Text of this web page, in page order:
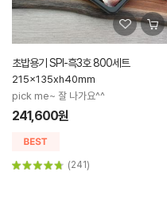
초밥용기 SPI-흑3호 800세트
215x135xh40mm
pick me~ 잘 나가요^^
241,600원
(241)